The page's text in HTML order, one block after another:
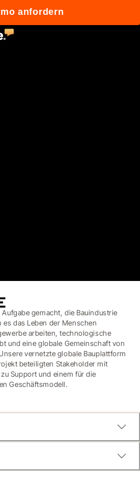
anfordern
gemacht, die Bauindustrie
das Leben der Menschen
arbeiten, technologische
und eine globale Gemeinschaft von
vernetzte globale Bauplattform
beteiligten Stakeholder mit
Support und einem für die
Geschäftsmodell.